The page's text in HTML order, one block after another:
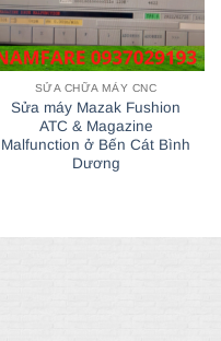
SỬA CHỮA MÁY CNC
Sửa máy Mazak Fushion
ATC & Magazine
Malfunction ở Bến Cát Bình
Dương